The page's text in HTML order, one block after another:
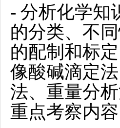
- 分析化学知
的分类、不
的配制和标
像酸碱滴定
法、重量分
重点考察内容